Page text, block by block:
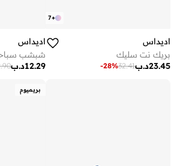
+
7
اديداس
بريك نت سليك
د.ب23.45
32.41
-28%
اديداس
شبشب
د.ب12.29
بريميوم